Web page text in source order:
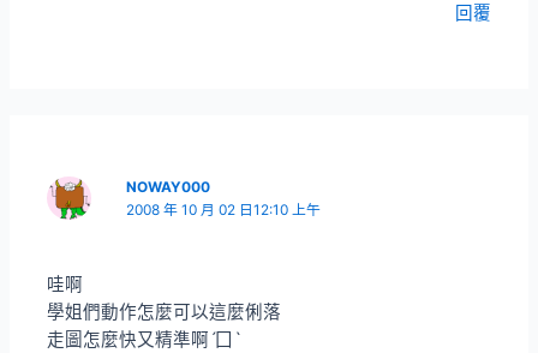
回覆
NOWAY000
2008 年 10 月 02 日12:10 上午
哇啊
學姐們動作怎麼可以這麼俐落
走圖怎麼快又精準啊ˊ囗ˋ